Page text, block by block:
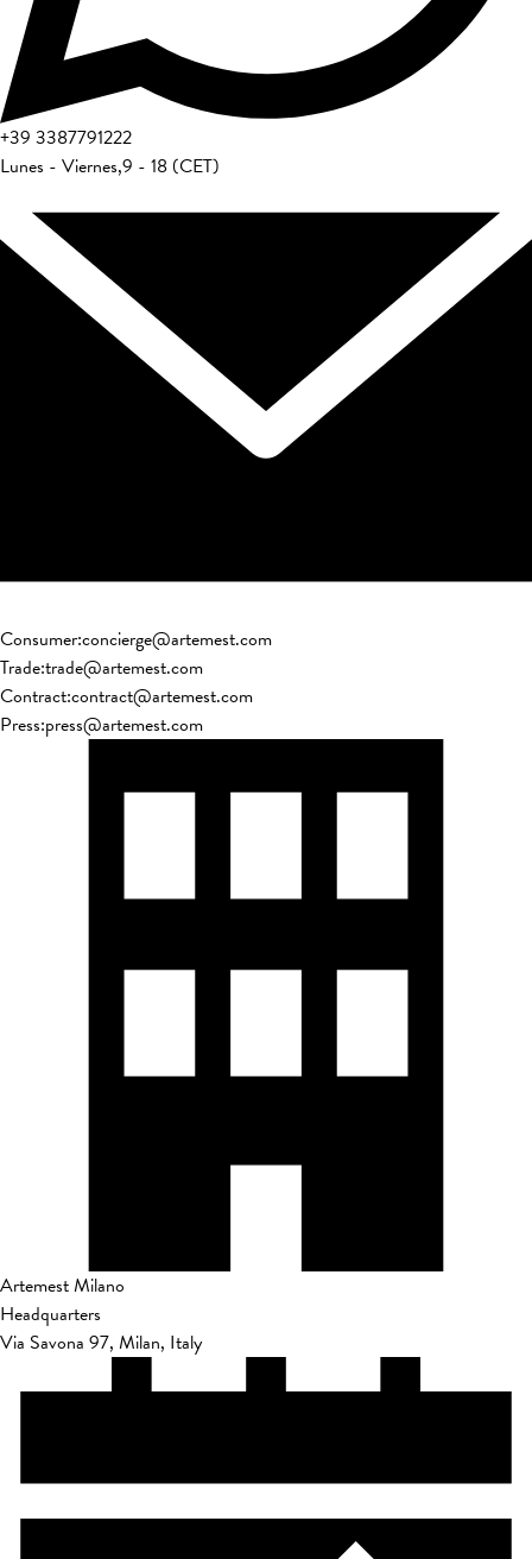
+39 3387791222
Lunes - Viernes,9 - 18 (CET)
Consumer:concierge@artemest.com
Trade:trade@artemest.com
Contract:contract@artemest.com
Press:press@artemest.com
Artemest Milano
Headquarters
Via Savona 97, Milan, Italy